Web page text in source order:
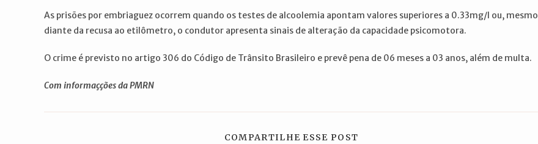
As prisões por embriaguez ocorrem quando os testes de alcoolemia apontam valores superiores a 0.33mg/l ou, mesmo
diante da recusa ao etilômetro, o condutor apresenta sinais de alteração da capacidade psicomotora.
O crime é previsto no artigo 306 do Código de Trânsito Brasileiro e prevê pena de 06 meses a 03 anos, além de multa.
Com informaçções da PMRN
COMPARTILHE ESSE POST